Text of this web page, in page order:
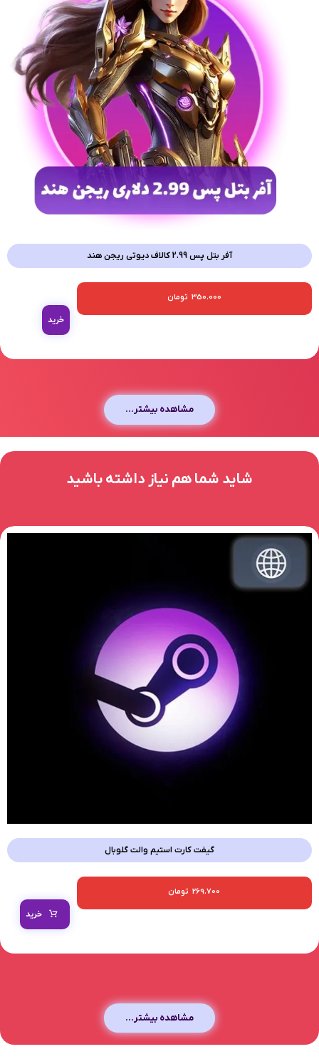
آفر بتل پس 2.99 کالاف دیوتی ریجن هند
350.000 تومان
خرید
مشاهده بیشتر...
شاید شما هم نیاز داشته باشید
گیفت کارت استیم والت گلوبال
269.700 تومان
خرید
مشاهده بیشتر...